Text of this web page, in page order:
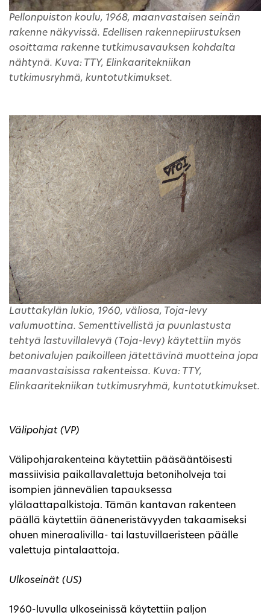
Pellonpuiston koulu, 1968, maanvastaisen seinän
rakenne näkyvissä. Edellisen rakennepiirustuksen
osoittama rakenne tutkimusavauksen kohdalta
nähtynä. Kuva: TTY, Elinkaaritekniikan
tutkimusryhmä, kuntotutkimukset.
Lauttakylän lukio, 1960, väliosa, Toja-levy
valumuottina. Sementtivellistä ja puunlastusta
tehtyä lastuvillalevyä (Toja-levy) käytettiin myös
betonivalujen paikoilleen jätettävinä muotteina jopa
maanvastaisissa rakenteissa. Kuva: TTY,
Elinkaaritekniikan tutkimusryhmä, kuntotutkimukset.
Välipohjat (VP)
Välipohjarakenteina käytettiin pääsääntöisesti
massiivisia paikallavalettuja betoniholveja tai
isompien jännevälien tapauksessa
ylälaattapalkistoja. Tämän kantavan rakenteen
päällä käytettiin ääneneristävyyden takaamiseksi
ohuen mineraalivilla- tai lastuvillaeristeen päälle
valettuja pintalaattoja.
Ulkoseinät (US)
1960-luvulla ulkoseinissä käytettiin paljon